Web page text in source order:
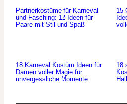
Partnerkostüme für Karneval
und Fasching: 12 Ideen für
Paare mit Stil und Spaß
15
18 Karneval Kostüm Ideen für
Damen voller Magie für
unvergessliche Momente
18